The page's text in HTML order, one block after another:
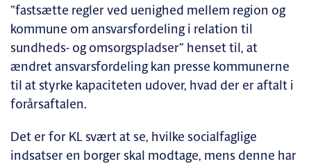
”fastsætte regler ved uenighed mellem region og
kommune om ansvarsfordeling i relation til
sundheds- og omsorgspladser” henset til, at
ændret ansvarsfordeling kan presse kommunerne
til at styrke kapaciteten udover, hvad der er aftalt i
forårsaftalen.
Det er for KL svært at se, hvilke socialfaglige
indsatser en borger skal modtage, mens denne har